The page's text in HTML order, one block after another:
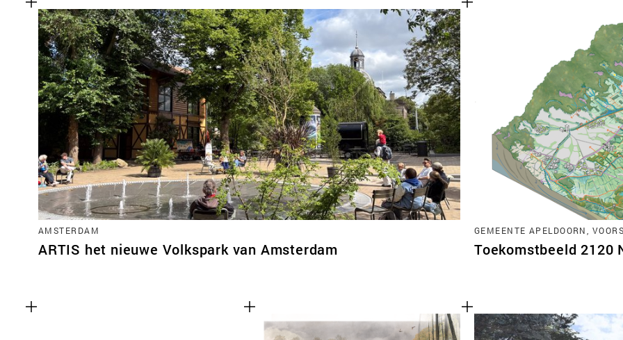
VISIE
TEAM
AMSTERDAM
ARTIS het nieuwe Volkspark van Amsterdam
GEMEENTE APELDOORN,
Toekomstbeeld 2120